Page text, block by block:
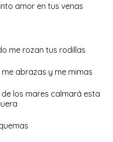
amor en tus venas
me rozan tus rodillas
abrazas y me mimas
los mares calmará esta